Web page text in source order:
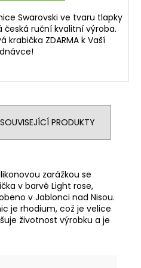
Swarovski ve tvaru tlapky
ruční kvalitní výroba.
krabička ZDARMA k Vaší
PRODUKTY
zarážkou se
v barvě Light rose,
v Jablonci nad Nisou.
je rhodium, což je velice
životnost výrobku a je